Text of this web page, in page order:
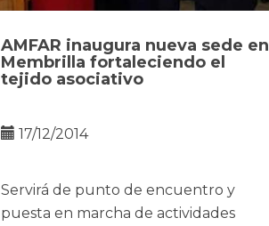
AMFAR inaugura nueva sede en
Membrilla fortaleciendo el
tejido asociativo
17/12/2014
Servirá de punto de encuentro y
puesta en marcha de actividades